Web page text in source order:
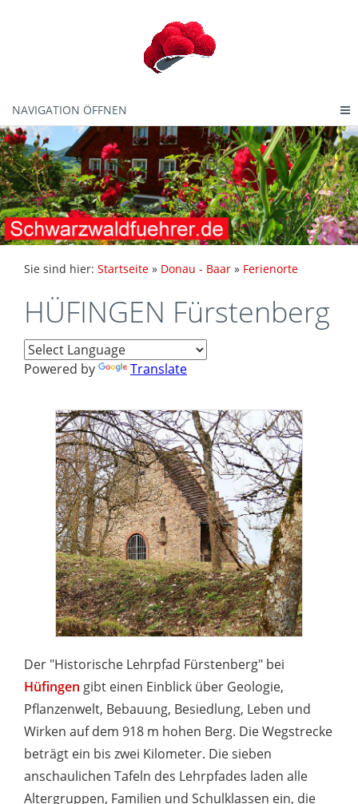
NAVIGATION ÖFFNEN
Sie sind hier: Startseite » Donau - Baar » Ferienorte
HÜFINGEN Fürstenberg
Powered by Translate
Der "Historische Lehrpfad Fürstenberg" bei
Hüfingen gibt einen Einblick über Geologie,
Pflanzenwelt, Bebauung, Besiedlung, Leben und
Wirken auf dem 918 m hohen Berg. Die Wegstrecke
beträgt ein bis zwei Kilometer. Die sieben
anschaulichen Tafeln des Lehrpfades laden alle
Altergruppen, Familien und Schulklassen ein, die